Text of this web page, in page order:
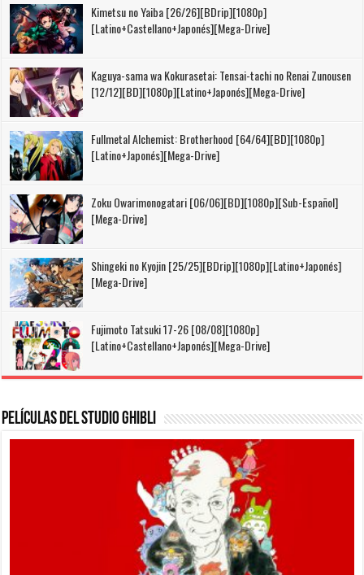
Kimetsu no Yaiba [26/26][BDrip][1080p]
[Latino+Castellano+Japonés][Mega-Drive]
Kaguya-sama wa Kokurasetai: Tensai-tachi no Renai Zunousen
[12/12][BD][1080p][Latino+Japonés][Mega-Drive]
Fullmetal Alchemist: Brotherhood [64/64][BD][1080p]
[Latino+Japonés][Mega-Drive]
Zoku Owarimonogatari [06/06][BD][1080p][Sub-Español]
[Mega-Drive]
Shingeki no Kyojin [25/25][BDrip][1080p][Latino+Japonés]
[Mega-Drive]
Fujimoto Tatsuki 17-26 [08/08][1080p]
[Latino+Castellano+Japonés][Mega-Drive]
Películas del Studio Ghibli